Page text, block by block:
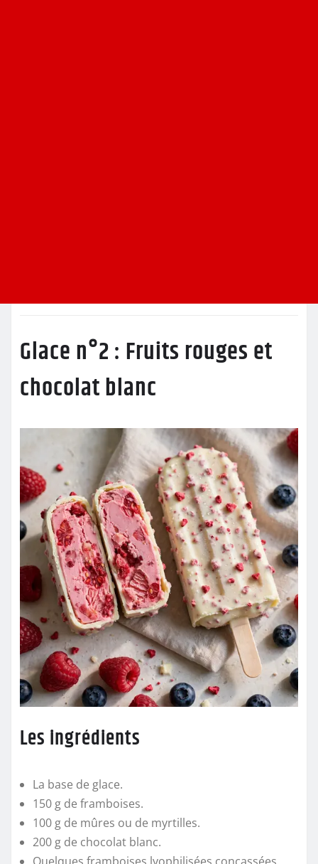
Glace n°2 : Fruits rouges et
chocolat blanc
Les ingrédients
La base de glace.
150 g de framboises.
100 g de mûres ou de myrtilles.
200 g de chocolat blanc.
Quelques framboises lyophilisées concassées.